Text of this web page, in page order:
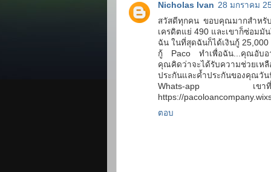
Nicholas Ivan 28 มกราคม
สวัสดีทุกคน ขอบคุณมากสำหรั
เครดิตแย่ 490 และเขาก็ซ่อมมั
ฉัน ในที่สุดฉันก็ได้เงินกู้
กู้ Paco ทำเพื่อฉัน...คุณอับอา
คุณคิดว่าจะได้รับความช่วยเห
ประกันและค้ำประกันของคุณวัน
Whats-app เขา
https://
ตอบ